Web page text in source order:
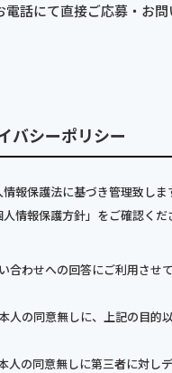
話にて直接ご応募・お問
バシーポリシー
報保護法に基づき管理致しま
情報保護方針」をご確認くだ
合わせへの回答にご利用させ
人の同意無しに、上記の目的
人の同意無しに第三者に対し